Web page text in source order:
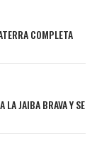
COMPLETA
LA JAIBA BRAVA Y SE